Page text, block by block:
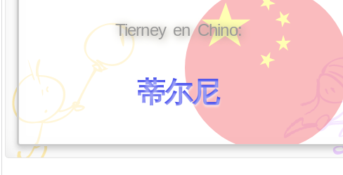
Tierney en Chino:
蒂尔尼